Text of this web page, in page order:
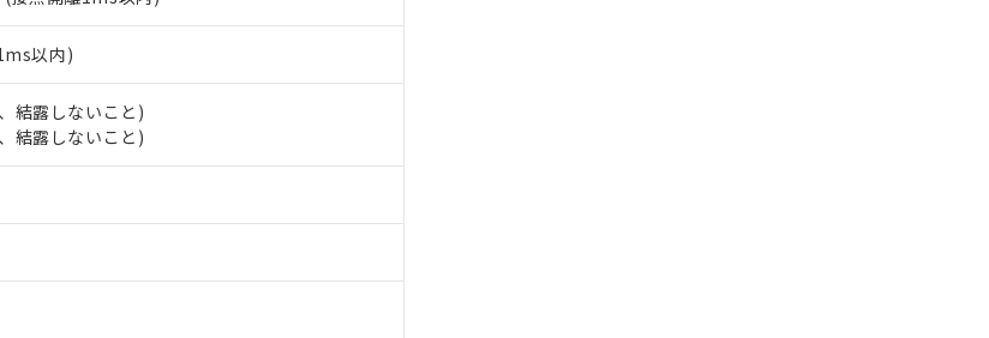
以内)
結露しないこと)
結露しないこと)
替を完了していることから、特段のことがない限り、2022年1月12日よ